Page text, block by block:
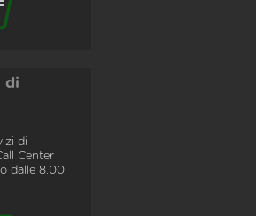
di
di
Center
dalle 8.00